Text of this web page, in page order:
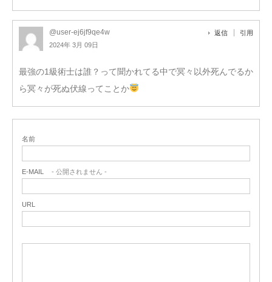
@user-ej6jf9qe4w
2024年 3月 09日
返信 引用
最強の1級術士は誰？って聞かれてる中で冥々以外死んでるか
ら冥々が死ぬ伏線ってことか
名前
E-MAIL - 公開されません -
URL